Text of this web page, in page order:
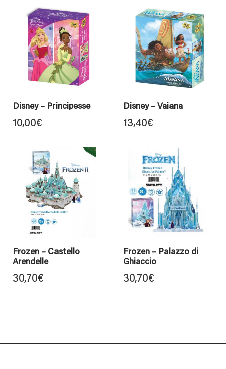
Disney – Principesse
10,00€
Disney – Vaiana
13,40€
Frozen – Castello
Arendelle
30,70€
Frozen – Palazzo di
Ghiaccio
30,70€